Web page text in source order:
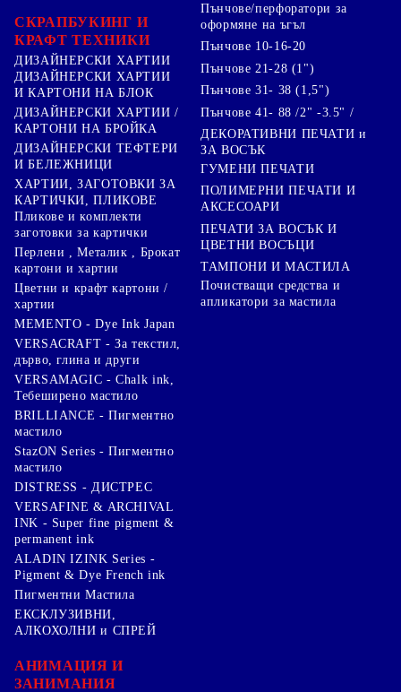
СКРАПБУКИНГ И
КРАФТ ТЕХНИКИ
ДИЗАЙНЕРСКИ ХАРТИИ
ДИЗАЙНЕРСКИ ХАРТИИ
И КАРТОНИ НА БЛОК
ДИЗАЙНЕРСКИ ХАРТИИ /
КАРТОНИ НА БРОЙКА
ДИЗАЙНЕРСКИ ТЕФТЕРИ
И БЕЛЕЖНИЦИ
ХАРТИИ, ЗАГОТОВКИ ЗА
КАРТИЧКИ, ПЛИКОВЕ
Пликове и комплекти
заготовки за картички
Перлени , Металик , Брокат
картони и хартии
Цветни и крафт картони /
хартии
Пънчове/перфоратори за
оформяне на ъгъл
Пънчове 10-16-20
Пънчове 21-28 (1")
Пънчове 31- 38 (1,5")
Пънчове 41- 88 /2" -3.5" /
ДЕКОРАТИВНИ ПЕЧАТИ и
ЗА ВОСЪК
ГУМЕНИ ПЕЧАТИ
ПОЛИМЕРНИ ПЕЧАТИ И
АКСЕСОАРИ
ПЕЧАТИ ЗА ВОСЪК И
ЦВЕТНИ ВОСЪЦИ
ТАМПОНИ И МАСТИЛА
Почистващи средства и
апликатори за мастила
MEMENTO - Dye Ink Japan
VERSACRAFT - За текстил,
дърво, глина и други
VERSAMAGIC - Chalk ink,
Тебеширено мастило
BRILLIANCE - Пигментно
мастило
StazON Series - Пигментно
мастило
DISTRESS - ДИСТРЕС
VERSAFINE & ARCHIVAL
INK - Super fine pigment &
permanent ink
ALADIN IZINK Series -
Pigment & Dye French ink
Пигментни Мастила
ЕКСКЛУЗИВНИ,
АЛКОХОЛНИ и СПРЕЙ
АНИМАЦИЯ И
ЗАНИМАНИЯ